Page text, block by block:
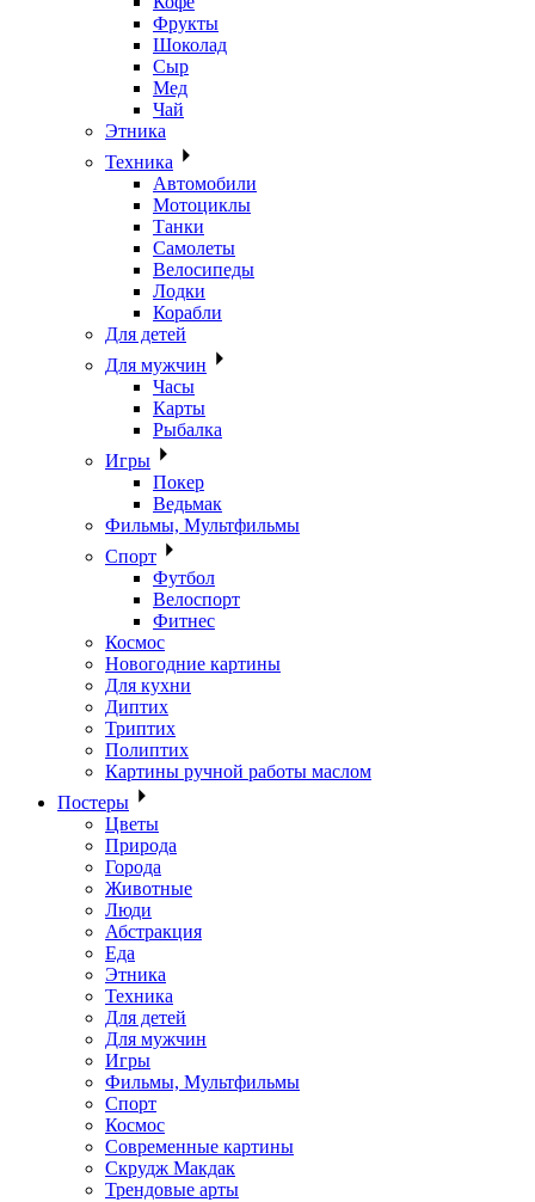
Фрукты
Шоколад
Сыр
Мед
Чай
Этника
Техника
Автомобили
Мотоциклы
Танки
Самолеты
Велосипеды
Лодки
Корабли
Для детей
Для мужчин
Часы
Карты
Рыбалка
Игры
Покер
Ведьмак
Фильмы, Мультфильмы
Спорт
Футбол
Велоспорт
Фитнес
Космос
Новогодние картины
Для кухни
Диптих
Триптих
Полиптих
Картины ручной работы маслом
Постеры
Цветы
Природа
Города
Животные
Люди
Абстракция
Еда
Этника
Техника
Для детей
Для мужчин
Игры
Фильмы, Мультфильмы
Спорт
Космос
Современные картины
Скрудж Макдак
Трендовые арты